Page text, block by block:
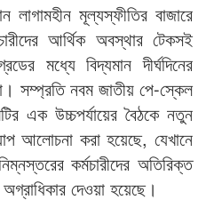
লাগামহীন মূল্যস্ফীতির বাজারে
আর্থিক অবস্থার টেকসই
মধ্যে বিদ্যমান দীর্ঘদিনের
সম্প্রতি নবম জাতীয় পে-স্কেল
এক উচ্চপর্যায়ের বৈঠকে নতুন
আলোচনা করা হয়েছে, যেখানে
কর্মচারীদের অতিরিক্ত
অগ্রাধিকার দেওয়া হয়েছে।